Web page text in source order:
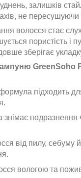
залишків
не пересушуючи
волосся стає
пористість і
зберігає
GreenSoho
підходить
знімає подразнення
від пилу, себуму й
вологою та